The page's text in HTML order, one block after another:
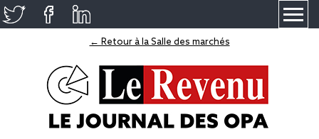
← Retour à la Salle des marchés